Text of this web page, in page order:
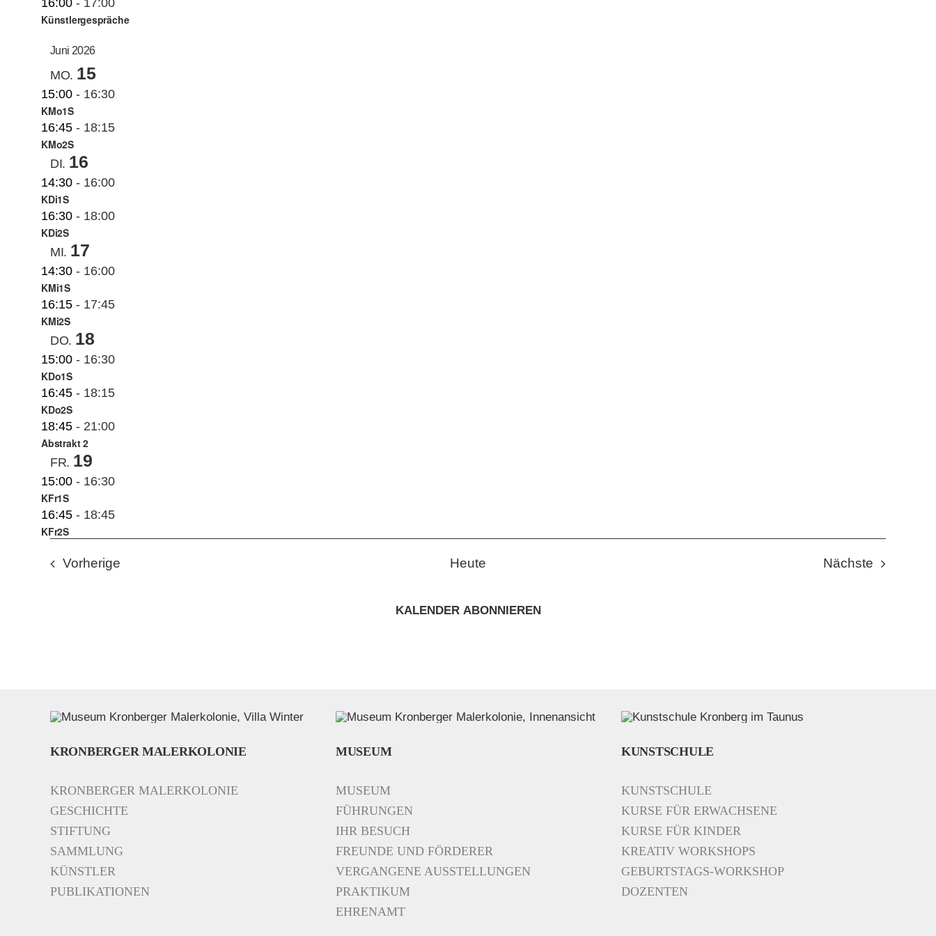
16:00 - 17:00
Künstlergespräche
Juni 2026
MO. 15
15:00 - 16:30
KMo1S
16:45 - 18:15
KMo2S
DI. 16
14:30 - 16:00
KDi1S
16:30 - 18:00
KDi2S
MI. 17
14:30 - 16:00
KMi1S
16:15 - 17:45
KMi2S
DO. 18
15:00 - 16:30
KDo1S
16:45 - 18:15
KDo2S
18:45 - 21:00
Abstrakt 2
FR. 19
15:00 - 16:30
KFr1S
16:45 - 18:45
KFr2S
Vorherige Heute Nächste
KALENDER ABONNIEREN
KRONBERGER MALERKOLONIE
KRONBERGER MALERKOLONIE
GESCHICHTE
STIFTUNG
SAMMLUNG
KÜNSTLER
PUBLIKATIONEN
MUSEUM
MUSEUM
FÜHRUNGEN
IHR BESUCH
FREUNDE UND FÖRDERER
VERGANGENE AUSSTELLUNGEN
PRAKTIKUM
EHRENAMT
KUNSTSCHULE
KUNSTSCHULE
KURSE FÜR ERWACHSENE
KURSE FÜR KINDER
KREATIV WORKSHOPS
GEBURTSTAGS-WORKSHOP
DOZENTEN